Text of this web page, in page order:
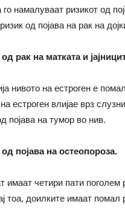
намалуваат ризикот од
од појава на рак на
рак на матката и
нивото на естроген е
естроген влијае врз
појава на тумор во нив.
појава на остеопороза.
четири пати поголем
тоа, доилките имаат